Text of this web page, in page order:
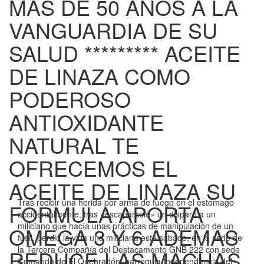
MÁS DE 50 AÑOS A LA
VANGUARDIA DE SU
SALUD ********* ACEITE
DE LINAZA COMO
PODEROSO
ANTIOXIDANTE
NATURAL TE
OFRECEMOS EL
ACEITE DE LINAZA SU
FORMULA APORTA
OMEGA 3 Y 6 ADEMAS
Tras recibir una herida por arma de fuego en el estómago
accidentalmente, tras «escapársele» un disparo a un
miliciano que hacía unas prácticas de manipulación de un
fusil, perdió la vida una miliciana este sábado, en la sede de
la Tercera Compañía del Destacamento GNB 222 con sede
Comando de El Quebradón, parroquia Independencia del